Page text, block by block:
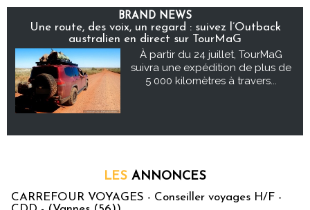
BRAND NEWS
Une route, des voix, un regard : suivez l’Outback
australien en direct sur TourMaG
À partir du 24 juillet, TourMaG
suivra une expédition de plus de
5 000 kilomètres à travers...
LES ANNONCES
CARREFOUR VOYAGES - Conseiller voyages H/F -